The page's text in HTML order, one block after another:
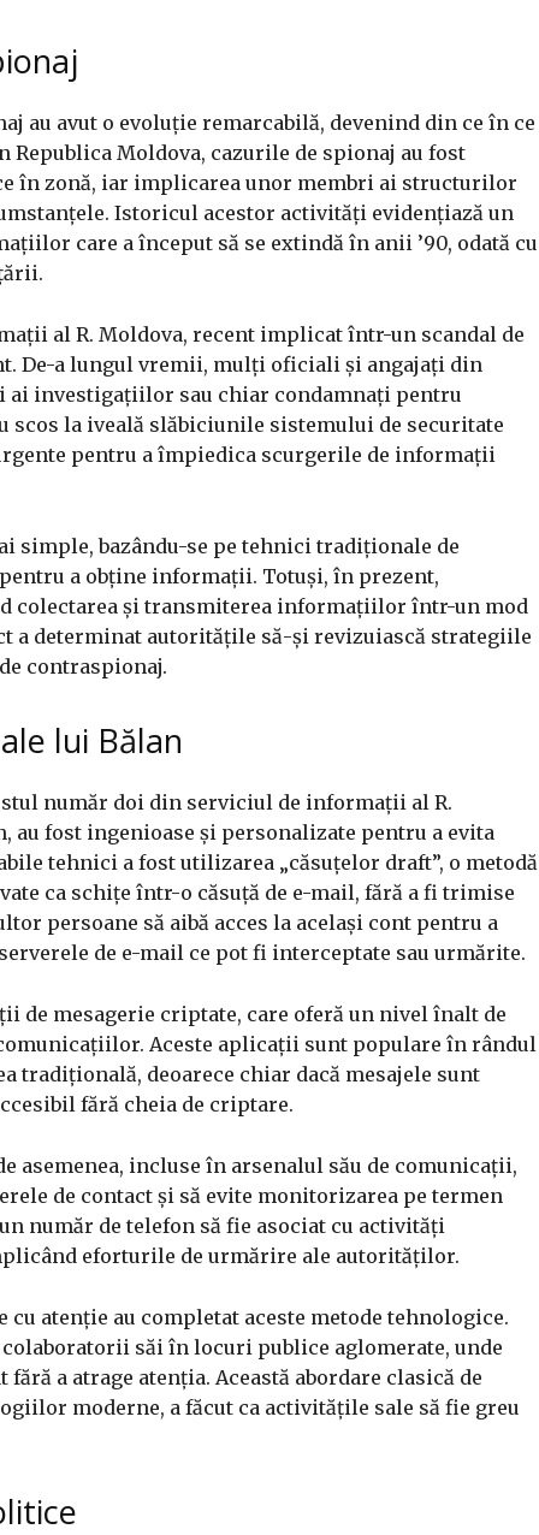
au avut o evoluție remarcabilă, devenind din ce în ce
Republica Moldova, cazurile de spionaj au fost
în zonă, iar implicarea unor membri ai structurilor
Istoricul acestor activități evidențiază un
care a început să se extindă în anii ’90, odată cu
al R. Moldova, recent implicat într-un scandal de
De-a lungul vremii, mulți oficiali și angajați din
investigațiilor sau chiar condamnați pentru
scos la iveală slăbiciunile sistemului de securitate
pentru a împiedica scurgerile de informații
simple, bazându-se pe tehnici tradiționale de
a obține informații. Totuși, în prezent,
colectarea și transmiterea informațiilor într-un mod
a determinat autoritățile să-și revizuiască strategiile
contraspionaj.
lui Bălan
număr doi din serviciul de informații al R.
au fost ingenioase și personalizate pentru a evita
tehnici a fost utilizarea „căsuțelor draft”, o metodă
ca schițe într-o căsuță de e-mail, fără a fi trimise
persoane să aibă acces la același cont pentru a
de e-mail ce pot fi interceptate sau urmărite.
de mesagerie criptate, care oferă un nivel înalt de
Aceste aplicații sunt populare în rândul
tradițională, deoarece chiar dacă mesajele sunt
fără cheia de criptare.
asemenea, incluse în arsenalul său de comunicații,
de contact și să evite monitorizarea pe termen
număr de telefon să fie asociat cu activități
eforturile de urmărire ale autorităților.
atenție au completat aceste metode tehnologice.
săi în locuri publice aglomerate, unde
a atrage atenția. Această abordare clasică de
moderne, a făcut ca activitățile sale să fie greu